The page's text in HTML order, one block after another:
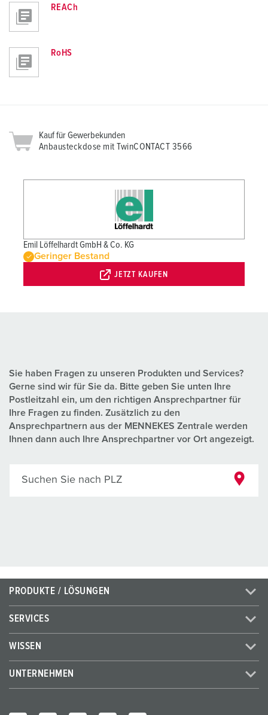
REACh
RoHS
Kauf für Gewerbekunden
Anbausteckdose mit TwinCONTACT 3566
Emil Löffelhardt GmbH & Co. KG
Geringer Bestand
JETZT KAUFEN
Sie haben Fragen zu unseren Produkten und Services?
Gerne sind wir für Sie da. Bitte geben Sie unten Ihre
Postleitzahl ein, um den richtigen Ansprechpartner für
Ihre Fragen zu finden. Zusätzlich zu den
Ansprechpartnern aus der MENNEKES Zentrale werden
Ihnen dann auch Ihre Ansprechpartner vor Ort angezeigt.
Suchen Sie nach PLZ
PRODUKTE / LÖSUNGEN
SERVICES
WISSEN
UNTERNEHMEN